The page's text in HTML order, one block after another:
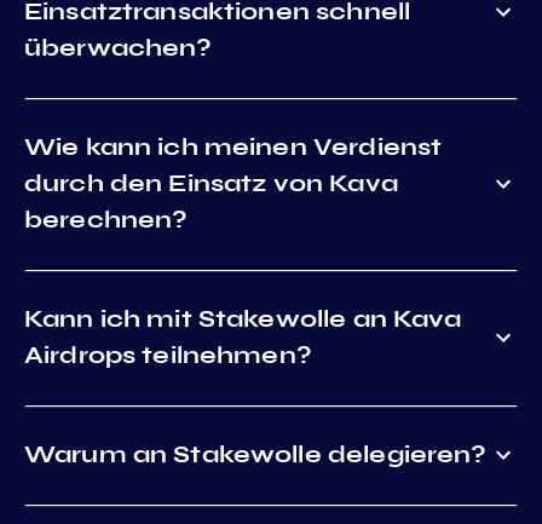
Einsatztransaktionen schnell
überwachen?
Wie kann ich meinen Verdienst
durch den Einsatz von Kava
berechnen?
Kann ich mit Stakewolle an Kava
Airdrops teilnehmen?
Warum an Stakewolle delegieren?